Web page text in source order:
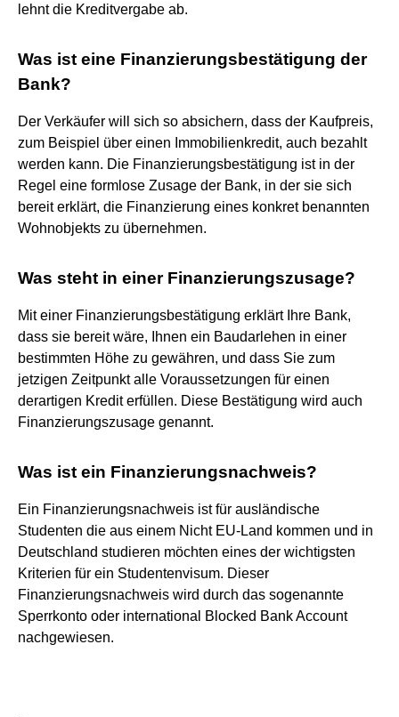
lehnt die Kreditvergabe ab.
Was ist eine Finanzierungsbestätigung der
Bank?
Der Verkäufer will sich so absichern, dass der Kaufpreis,
zum Beispiel über einen Immobilienkredit, auch bezahlt
werden kann. Die Finanzierungsbestätigung ist in der
Regel eine formlose Zusage der Bank, in der sie sich
bereit erklärt, die Finanzierung eines konkret benannten
Wohnobjekts zu übernehmen.
Was steht in einer Finanzierungszusage?
Mit einer Finanzierungsbestätigung erklärt Ihre Bank,
dass sie bereit wäre, Ihnen ein Baudarlehen in einer
bestimmten Höhe zu gewähren, und dass Sie zum
jetzigen Zeitpunkt alle Voraussetzungen für einen
derartigen Kredit erfüllen. Diese Bestätigung wird auch
Finanzierungszusage genannt.
Was ist ein Finanzierungsnachweis?
Ein Finanzierungsnachweis ist für ausländische
Studenten die aus einem Nicht EU-Land kommen und in
Deutschland studieren möchten eines der wichtigsten
Kriterien für ein Studentenvisum. Dieser
Finanzierungsnachweis wird durch das sogenannte
Sperrkonto oder international Blocked Bank Account
nachgewiesen.